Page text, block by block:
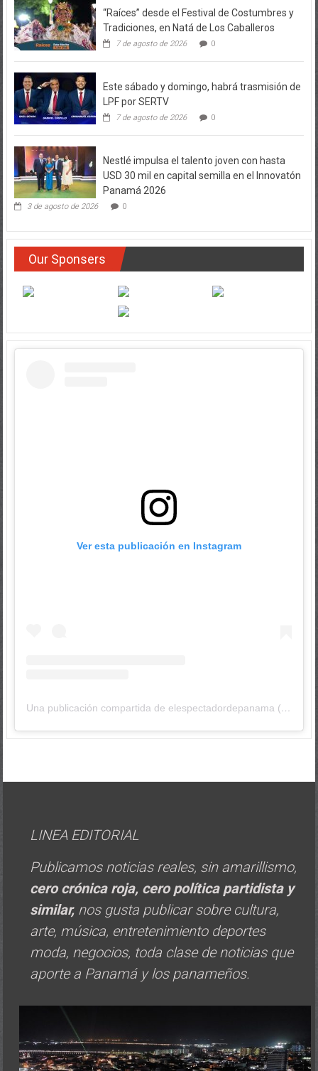
“Raíces” desde el Festival de Costumbres y
Tradiciones, en Natá de Los Caballeros
7 de agosto de 2026 0
Este sábado y domingo, habrá trasmisión de
LPF por SERTV
7 de agosto de 2026 0
Nestlé impulsa el talento joven con hasta
USD 30 mil en capital semilla en el Innovatón
Panamá 2026
3 de agosto de 2026 0
Our Sponsers
Ver esta publicación en Instagram
Una publicación compartida de elespectadordepanama (@elespectadordepanama)
LINEA EDITORIAL
Publicamos noticias reales, sin amarillismo,
cero crónica roja, cero política partidista y
similar, nos gusta publicar sobre cultura,
arte, música, entretenimiento deportes
moda, negocios, toda clase de noticias que
aporte a Panamá y los panameños.